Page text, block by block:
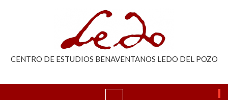
CENTRO DE ESTUDIOS BENAVENTANOS LEDO DEL POZO